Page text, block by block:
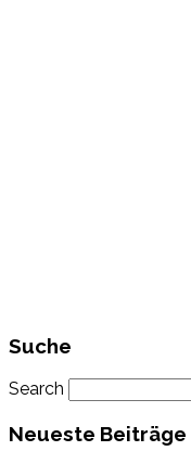
Suche
Search
Neueste Beiträge